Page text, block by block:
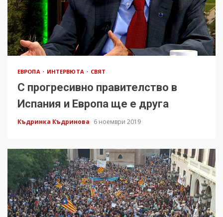
ЕВРОПА ИНТЕРВЮТА СВЯТ
С прогресивно правителство в
Испания и Европа ще е друга
Къдринка Къдринова 6 ноември 2019